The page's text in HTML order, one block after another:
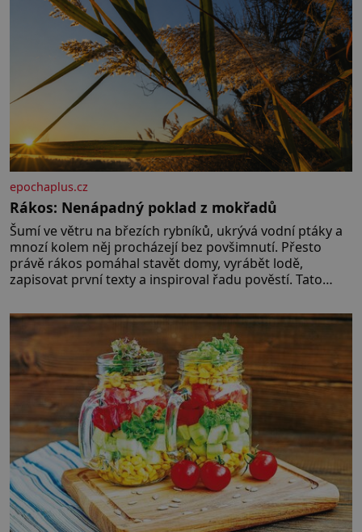
epochaplus.cz
Rákos: Nenápadný poklad z mokřadů
Šumí ve větru na březích rybníků, ukrývá vodní ptáky a
mnozí kolem něj procházejí bez povšimnutí. Přesto
právě rákos pomáhal stavět domy, vyrábět lodě,
zapisovat první texty a inspiroval řadu pověstí. Tato
let. Většina lidí vnímá rákos jen jako obyčejnou kulisu
letního koupání. Stačí se však podívat